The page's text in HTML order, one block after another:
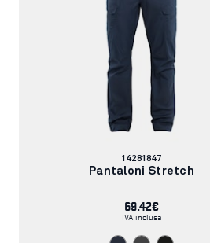
Codice
articolo:
14281847
Pantaloni Stretch
69.42€
IVA inclusa